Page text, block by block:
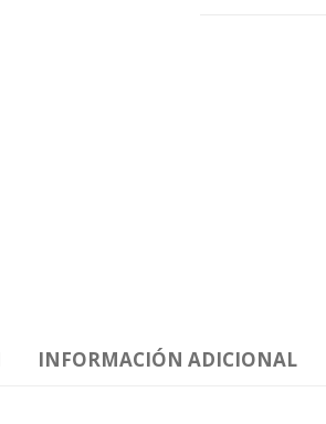
INFORMACIÓN ADICIONAL